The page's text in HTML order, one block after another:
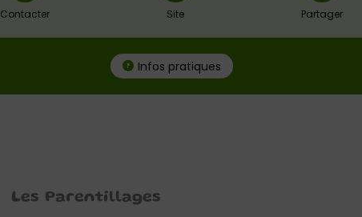
Contacter Site Partager
Infos pratiques
Les Parentillages